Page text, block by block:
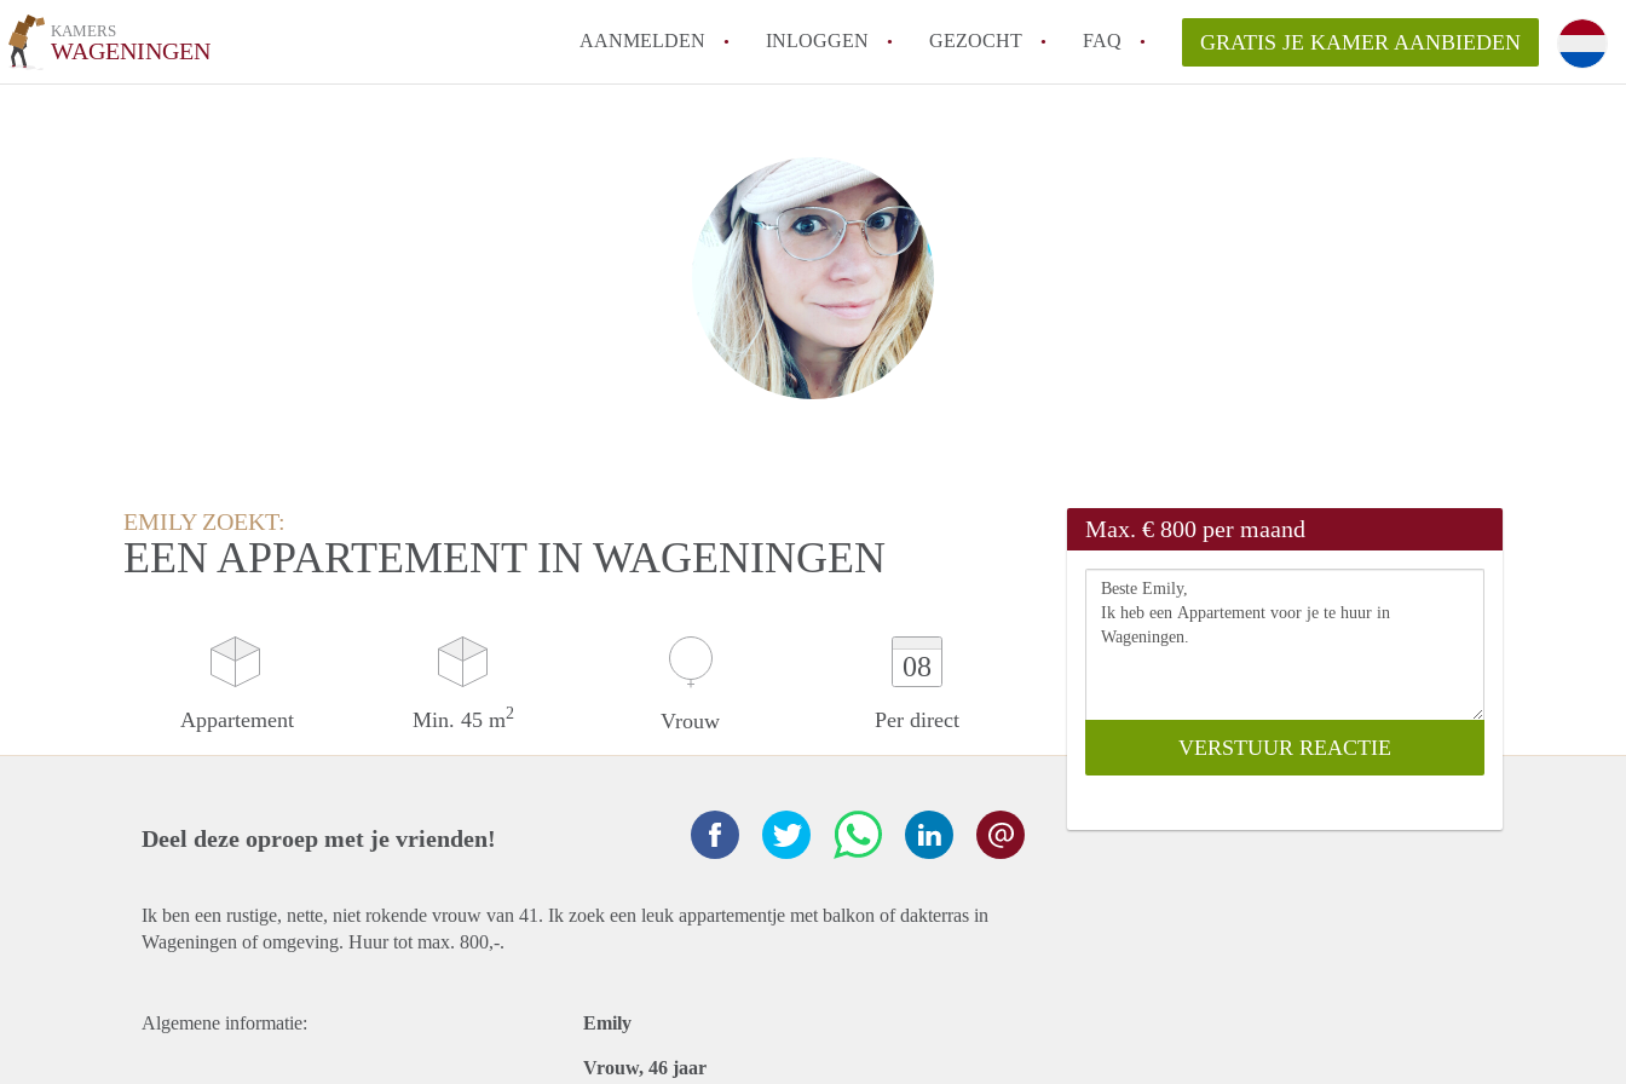
KAMERS
WAGENINGEN AANMELDEN INLOGGEN GEZOCHT FAQ
Wat is de privacyverklaring van KamersWageningen?
Berekent KamersWageningen
makelaarsvergoeding/bemiddelingsvergoeding?
Is KamersWageningen verantwoordelijk voor de aangeboden Kamer /
Kamers in Wageningen?
Alle veelgestelde vragen
GRATIS JE KAMER AANBIEDEN
EMILY ZOEKT:
EEN APPARTEMENT IN WAGENINGEN
Appartement Min. 45 m2 Vrouw
08
Per direct
Max. € 800 per maand
Deel deze oproep met je vrienden!
Ik ben een rustige, nette, niet rokende vrouw van 41. Ik zoek een leuk appartementje met balkon of dakterras in
Wageningen of omgeving. Huur tot max. 800,-.
Algemene informatie: Emily
Vrouw, 46 jaar